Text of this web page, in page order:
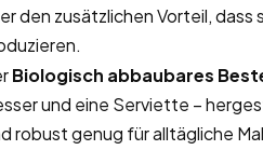
den zusätzlichen Vorteil,
Biologisch abbaubares
und eine Serviette –
robust genug für alltägliche